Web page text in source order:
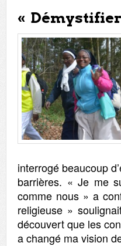
«
interrogé beaucoup
barrières. « Je me
comme nous » a
religieuse »
découvert que les
a changé ma vision